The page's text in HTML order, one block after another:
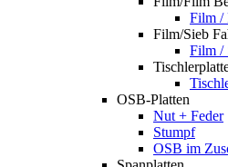
Film /
Film/Sieb
Film /
OSB-Platten
Nut + Feder
Stumpf
OSB im